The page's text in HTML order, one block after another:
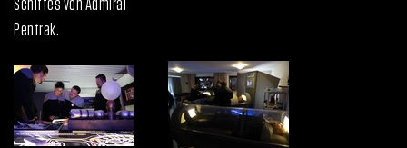
Schiffes von Admiral
Pentrak.